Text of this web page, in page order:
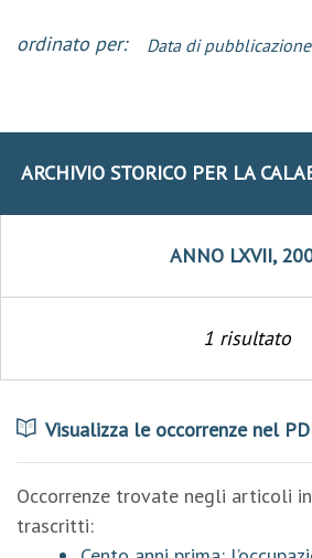
ordinato per: Data di pubblicazione
ARCHIVIO STORICO PER LA
ANNO LXVII,
1 risultato
Visualizza le occorrenze nel
Occorrenze trovate negli articoli
trascritti: